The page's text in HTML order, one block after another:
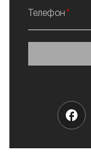
Телефон